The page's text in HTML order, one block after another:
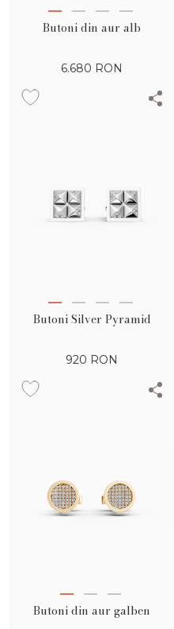
Butoni din aur alb
6.680 RON
Butoni Silver Pyramid
920 RON
Butoni din aur galben